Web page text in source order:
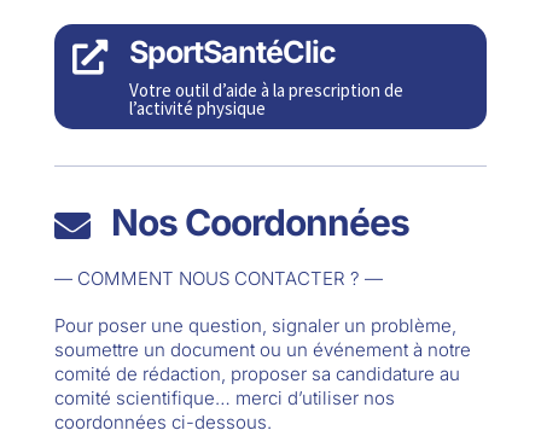
 SportSantéClic
Votre outil d’aide à la prescription de
l’activité physique
 Nos Coordonnées
— COMMENT NOUS CONTACTER ? —
Pour poser une question, signaler un problème,
soumettre un document ou un événement à notre
comité de rédaction, proposer sa candidature au
comité scientifique… merci d’utiliser nos
coordonnées ci-dessous.